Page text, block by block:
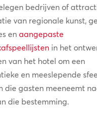
bedrijven of
van regionale kunst,
en aangepaste
in het
van het hotel om een
en meeslepende
die gasten meeneemt
die bestemming.